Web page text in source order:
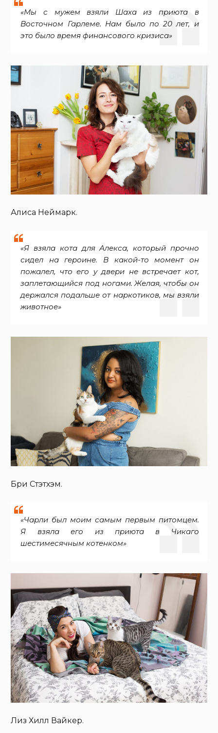
«Мы с мужем взяли Шаха из приюта в
Восточном Гарлеме. Нам было по 20 лет, и
это было время финансового кризиса»
Алиса Неймарк.
«Я взяла кота для Алекса, который прочно
сидел на героине. В какой-то момент он
пожалел, что его у двери не встречает кот,
заплетающийся под ногами. Желая, чтобы он
держался подальше от наркотиков, мы взяли
животное»
Бри Стэтхэм.
«Чарли был моим самым первым питомцем.
Я взяла его из приюта в Чикаго
шестимесячным котенком»
Лиз Хилл Вайкер.